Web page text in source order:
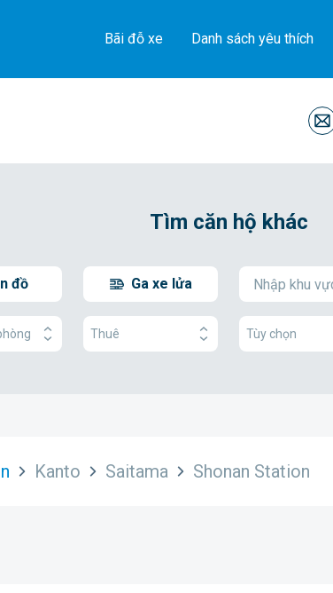
Bãi đỗ xe Danh sách yêu thích
Tìm căn hộ khác
đồ Ga xe lửa
Thuê Tùy chọn
Kanto Saitama Shonan Station